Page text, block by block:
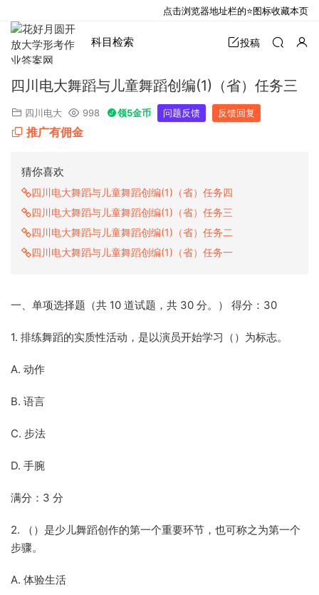
科目检索 投稿
四川电大舞蹈与儿童舞蹈创编(1)（省）任务三
四川电大 998 领5金币 问题反馈 反馈回复
推广有佣金
猜你喜欢
四川电大舞蹈与儿童舞蹈创编(1)（省）任务四
四川电大舞蹈与儿童舞蹈创编(1)（省）任务三
四川电大舞蹈与儿童舞蹈创编(1)（省）任务二
四川电大舞蹈与儿童舞蹈创编(1)（省）任务一
一、单项选择题（共 10 道试题，共 30 分。） 得分：30
1. 排练舞蹈的实质性活动，是以演员开始学习（）为标志。
A. 动作
B. 语言
C. 步法
D. 手腕
满分：3 分
2. （）是少儿舞蹈创作的第一个重要环节，也可称之为第一个
步骤。
A. 体验生活
点击浏览器地址栏的⭐图标收藏本页